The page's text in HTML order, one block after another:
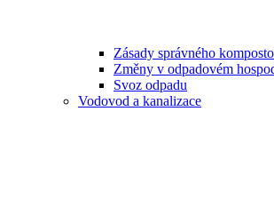
Zásady správného
Změny v odpadovém
Svoz odpadu
Vodovod a kanalizace